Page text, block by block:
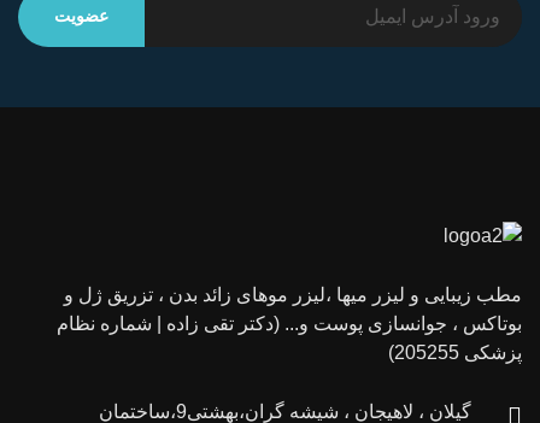
مطب زیبایی و لیزر میها ،لیزر موهای زائد بدن ، تزریق ژل و
بوتاکس ، جوانسازی پوست و... (دکتر تقی زاده | شماره نظام
پزشکی 205255)
گیلان ، لاهیجان ، شیشه گران،بهشتی9،ساختمان